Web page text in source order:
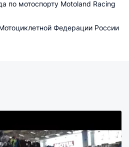
по мотоспорту Motoland Racing
Федерации России